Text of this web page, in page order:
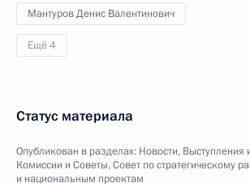
Мантуров Денис Валентинович
Ещё 4
Статус материала
Опубликован в разделах: Новости, Выступления
Комиссии и Советы,Совет по стратегическому
и национальным проектам